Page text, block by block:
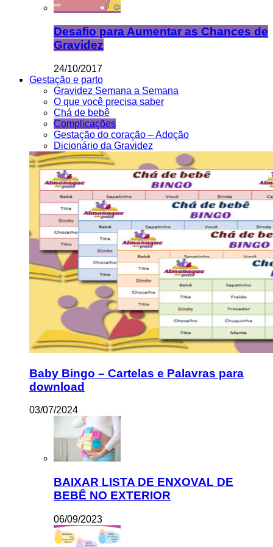
Desafio para Aumentar as Chances de
Gravidez
24/10/2017
Gestação e parto
Gravidez Semana a Semana
O que você precisa saber
Chá de bebê
Complicações
Gestação do coração – Adoção
Dicionário da Gravidez
Baby Bingo – Cartelas e Palavras para
download
03/07/2024
BAIXAR LISTA DE ENXOVAL DE
BEBÊ NO EXTERIOR
06/09/2023